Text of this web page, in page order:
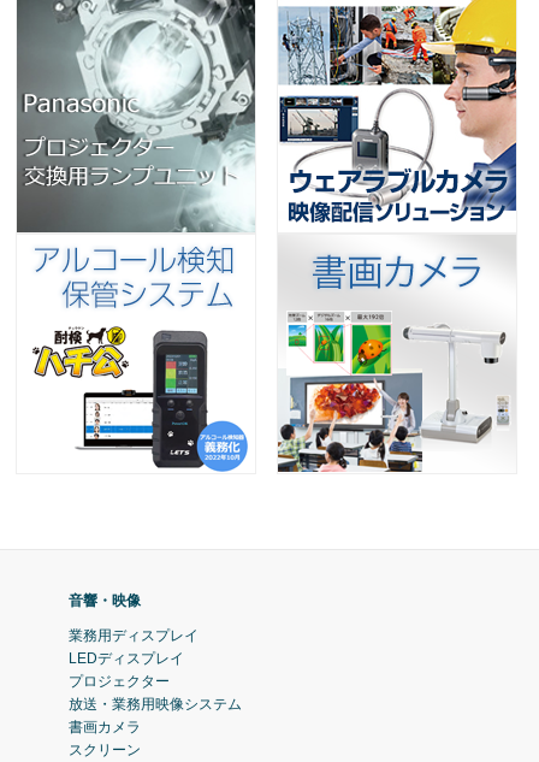
音響・映像
業務用ディスプレイ
LEDディスプレイ
プロジェクター
放送・業務用映像システム
書画カメラ
スクリーン